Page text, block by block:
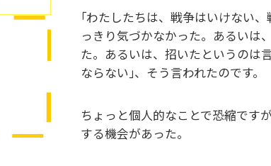
｢わたしたちは、戦争はいけない
っきり気づかなかった。あるいは
た。あるいは、招いたというのは
ならない｣、そう言われたのです。
ちょっと個人的なことで恐縮です
する機会があった。